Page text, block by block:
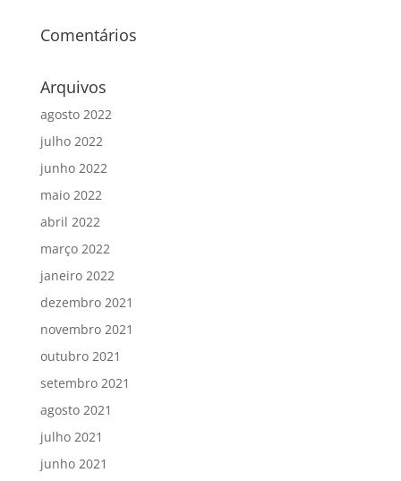
Comentários
Arquivos
agosto 2022
julho 2022
junho 2022
maio 2022
abril 2022
março 2022
janeiro 2022
dezembro 2021
novembro 2021
outubro 2021
setembro 2021
agosto 2021
julho 2021
junho 2021